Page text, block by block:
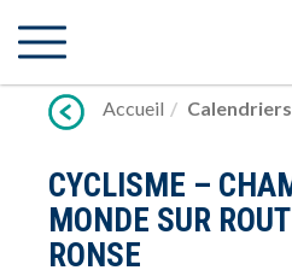
vers
Accueil
Calendriers
CYCLISME –
MONDE SUR
RONSE